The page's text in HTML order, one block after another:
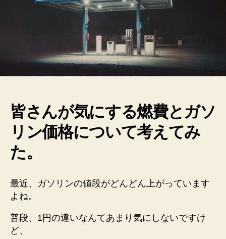
し
月
に
離
ス
ン
こ
と
得
か
皆さんが気にする燃費とガソ
リン価格について考えてみ
た。
最近、ガソリンの値段がどんどん上がっています
よね。
普段、1円の違いなんてあまり気にしないですけ
ど、